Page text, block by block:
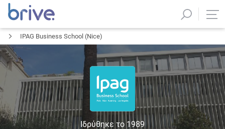
IPAG Business School (Nice)
Ιδρύθηκε το 1989